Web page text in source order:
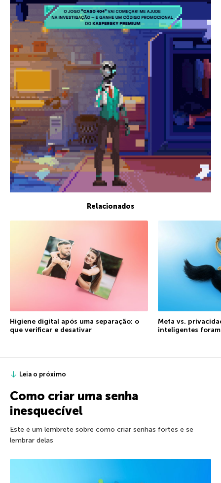
Relacionados
Higiene digital após uma separação: o
que verificar e desativar
Meta vs.
inteligentes
Leia o próximo
Como criar uma senha
inesquecível
Este é um lembrete sobre como criar senhas fortes e se
lembrar delas